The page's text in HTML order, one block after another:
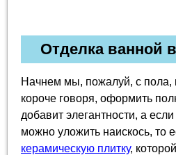
Отделка ванной
Начнем мы, пожалуй, с пола,
короче говоря, оформить
добавит элегантности, а
можно уложить наискось, то
керамическую плитку,